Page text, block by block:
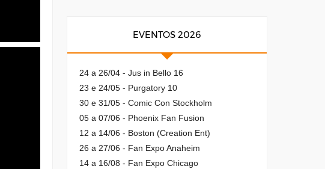
EVENTOS 2026
24 a 26/04 - Jus in Bello 16
23 e 24/05 - Purgatory 10
30 e 31/05 - Comic Con Stockholm
05 a 07/06 - Phoenix Fan Fusion
12 a 14/06 - Boston (Creation Ent)
26 a 27/06 - Fan Expo Anaheim
14 a 16/08 - Fan Expo Chicago